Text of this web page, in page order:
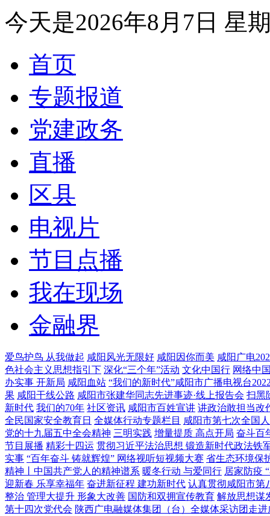
今天是2026年8月7日 星
首页
专题报道
党建政务
直播
区县
电视片
节目点播
我在现场
金融界
爱鸟护鸟 从我做起 咸阳风光无限好 咸阳因你而美 咸阳广电
色社会主义思想指引下 深化“三个年”活动 文化中国行 网络中
办实事 开新局 咸阳血站 “我们的新时代”咸阳市广播电视台
果 咸阳干线公路 咸阳市张建华同志先进事迹·线上报告会 扫黑
新时代 我们的70年 社区资讯 咸阳市百姓宣讲 讲政治敢担当改
全民国家安全教育日 全媒体行动专题栏目 咸阳市第七次全国
党的十九届五中全会精神 三明实践 增量提质 高点开局 奋斗百
节目展播 精彩十四运 贯彻习近平法治思想 锻造新时代政法铁
实事 “百年奋斗 铸就辉煌” 网络视听短视频大赛 省生态环境保
精神丨中国共产党人的精神谱系 暖冬行动 与爱同行 居家防疫
迎新春 乐享幸福年 奋进新征程 建功新时代 认真贯彻咸阳市第
整治 管理大提升 形象大改善 国防和双拥宣传教育 解放思想谋
第十四次党代会 陕西广电融媒体集团（台）全媒体采访团走进